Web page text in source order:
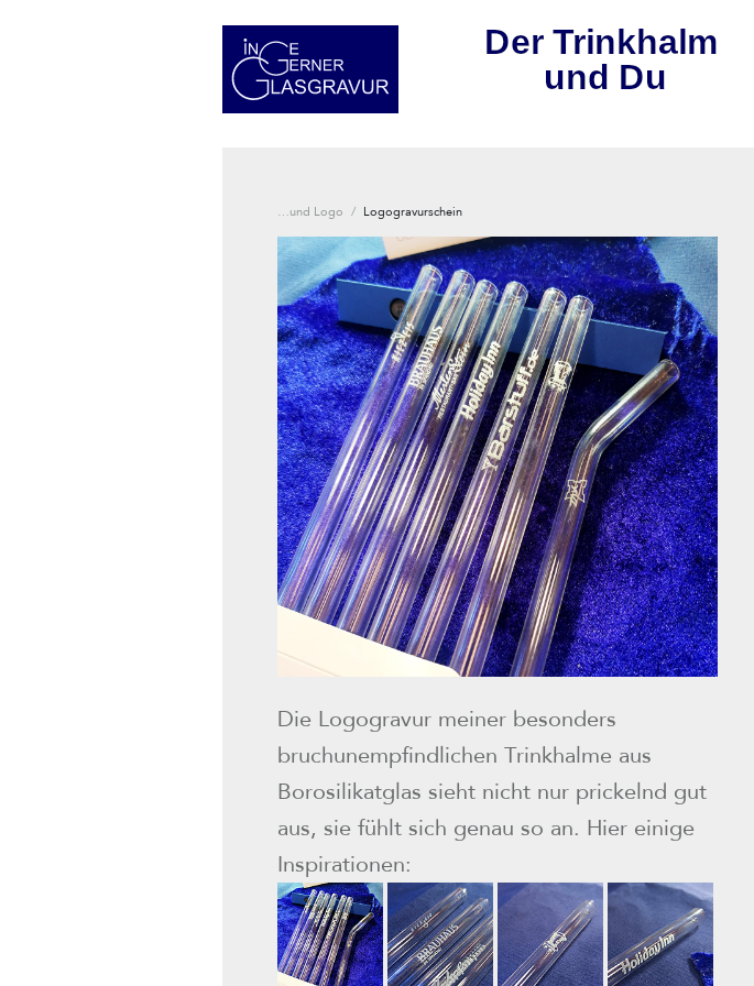
…und Logo / Logogravurschein
Die Logogravur meiner besonders
bruchunempfindlichen Trinkhalme aus
Borosilikatglas sieht nicht nur prickelnd gut
aus, sie fühlt sich genau so an. Hier einige
Inspirationen: